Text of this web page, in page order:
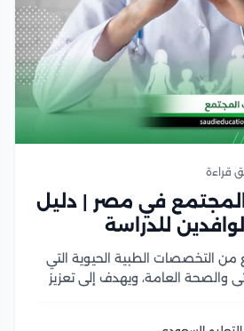
في مصر | دليل
للدراسة
التخصصات الطبية الحيوية التي
والصحة العامة، ويهدف إلى تعزيز